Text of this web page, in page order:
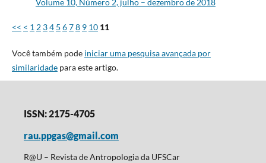
Volume 10, Número 2, julho – dezembro de 2018
<< < 1 2 34 5 678 9 10 11
Você também pode iniciar uma pesquisa avançada por
similaridadepara este artigo.
ISSN: 2175-4705
rau.ppgas@gmail.com
R@U – Revista de Antropologia da UFSCar